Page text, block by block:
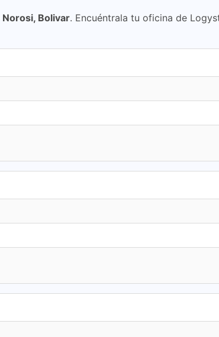
Norosi, Bolivar. Encuéntrala tu oficina de